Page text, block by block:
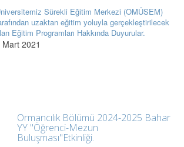
Sürekli Eğitim Merkezi (OMÜSEM)
uzaktan eğitim yoluyla gerçekleştirilecek
Eğitim Programları Hakkında Duyurular.
Mart 2021
Ormancılık Bölümü 2024-2025 Bahar
YY "Öğrenci-Mezun
Buluşması"Etkinliği.